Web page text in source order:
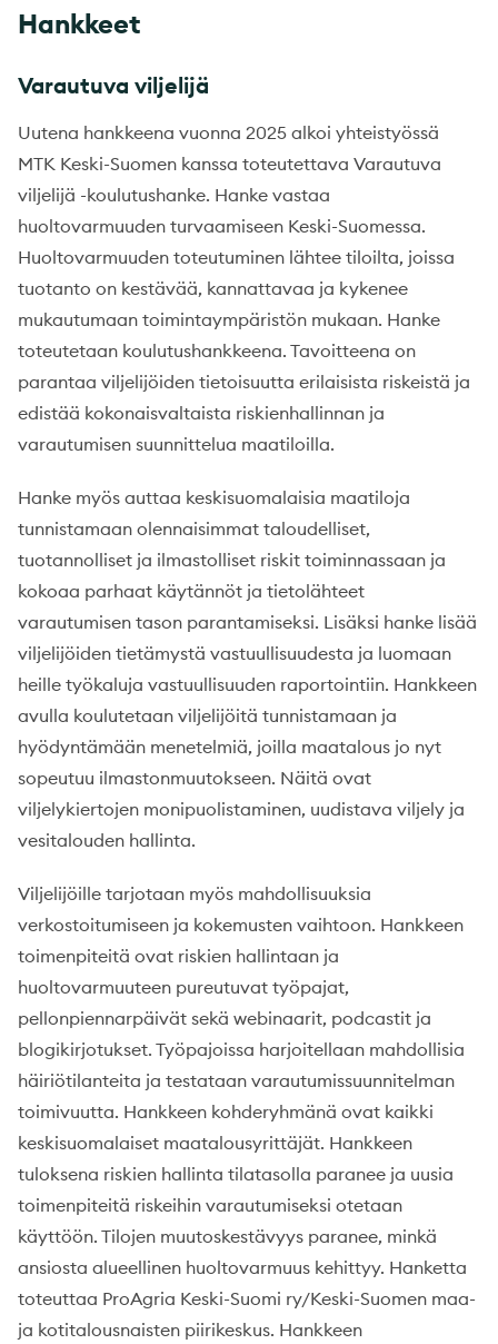
Hankkeet
Varautuva viljelijä
Uutena hankkeena vuonna 2025 alkoi yhteistyössä
MTK Keski-Suomen kanssa toteutettava Varautuva
viljelijä -koulutushanke. Hanke vastaa
huoltovarmuuden turvaamiseen Keski-Suomessa.
Huoltovarmuuden toteutuminen lähtee tiloilta, joissa
tuotanto on kestävää, kannattavaa ja kykenee
mukautumaan toimintaympäristön mukaan. Hanke
toteutetaan koulutushankkeena. Tavoitteena on
parantaa viljelijöiden tietoisuutta erilaisista riskeistä ja
edistää kokonaisvaltaista riskienhallinnan ja
varautumisen suunnittelua maatiloilla.
Hanke myös auttaa keskisuomalaisia maatiloja
tunnistamaan olennaisimmat taloudelliset,
tuotannolliset ja ilmastolliset riskit toiminnassaan ja
kokoaa parhaat käytännöt ja tietolähteet
varautumisen tason parantamiseksi. Lisäksi hanke lisää
viljelijöiden tietämystä vastuullisuudesta ja luomaan
heille työkaluja vastuullisuuden raportointiin. Hankkeen
avulla koulutetaan viljelijöitä tunnistamaan ja
hyödyntämään menetelmiä, joilla maatalous jo nyt
sopeutuu ilmastonmuutokseen. Näitä ovat
viljelykiertojen monipuolistaminen, uudistava viljely ja
vesitalouden hallinta.
Viljelijöille tarjotaan myös mahdollisuuksia
verkostoitumiseen ja kokemusten vaihtoon. Hankkeen
toimenpiteitä ovat riskien hallintaan ja
huoltovarmuuteen pureutuvat työpajat,
pellonpiennarpäivät sekä webinaarit, podcastit ja
blogikirjotukset. Työpajoissa harjoitellaan mahdollisia
häiriötilanteita ja testataan varautumissuunnitelman
toimivuutta. Hankkeen kohderyhmänä ovat kaikki
keskisuomalaiset maatalousyrittäjät. Hankkeen
tuloksena riskien hallinta tilatasolla paranee ja uusia
toimenpiteitä riskeihin varautumiseksi otetaan
käyttöön. Tilojen muutoskestävyys paranee, minkä
ansiosta alueellinen huoltovarmuus kehittyy. Hanketta
toteuttaa ProAgria Keski-Suomi ry/Keski-Suomen maa-
ja kotitalousnaisten piirikeskus. Hankkeen